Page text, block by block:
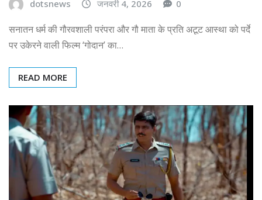
dotsnews जनवरी 4, 2026 0
सनातन धर्म की गौरवशाली परंपरा और गौ माता के प्रति अटूट आस्था को पर्दे
पर उकेरने वाली फिल्म ‘गोदान’ का…
READ MORE